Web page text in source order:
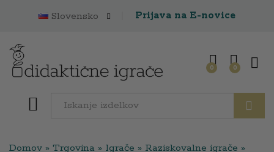
Slovensko Prijava na E-novice
0 0
Domov » Trgovina » Igrače » Raziskovalne igrače »